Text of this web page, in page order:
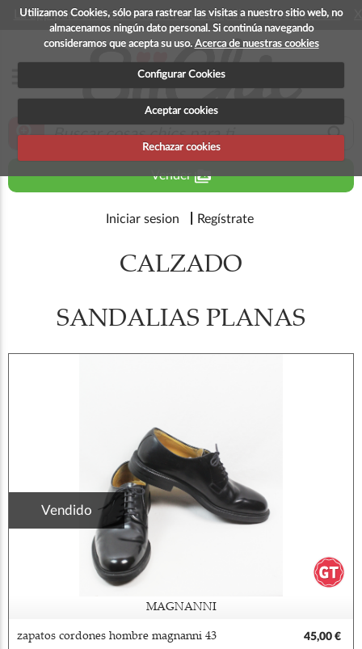
Utilizamos Cookies, sólo para rastrear las visitas a nuestro sitio web, no
almacenamos ningún dato personal. Si continúa navegando
consideramos que acepta su uso. Acerca de nuestras cookies
Configurar Cookies
Aceptar cookies
Rechazar cookies
La app para android esta en fase beta, disponible en breve
zoom_in search
Venderperm_media
Iniciar sesion Regístrate
CALZADO
SANDALIAS PLANAS
Vendido
MAGNANNI
zapatos cordones hombre magnanni 43
45,00 €